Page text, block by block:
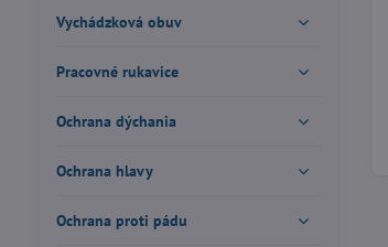
Vychádzková obuv
Pracovné rukavice
Ochrana dýchania
Ochrana hlavy
Ochrana proti pádu